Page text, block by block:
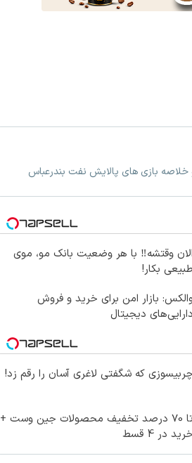
خلاصه بازی های پالایش نفت بندرعباس
الان وقتشه‼️ با هر وضعیت بانک مو، موی
طبیعی بکار!
بازار امن برای خرید و فروش
دارایی‌های دیجیتال
چربیسوزی که شگفتی لاغری آسان را رقم زد!
تا 70 درصد تخفیف محصولات جین وست +
خرید در 4 قسط